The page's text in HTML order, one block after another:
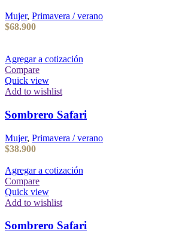
Mujer, Primavera / verano
$68.900
Agregar a cotización
Compare
Quick view
Add to wishlist
Sombrero Safari
Mujer, Primavera / verano
$38.900
Agregar a cotización
Compare
Quick view
Add to wishlist
Sombrero Safari